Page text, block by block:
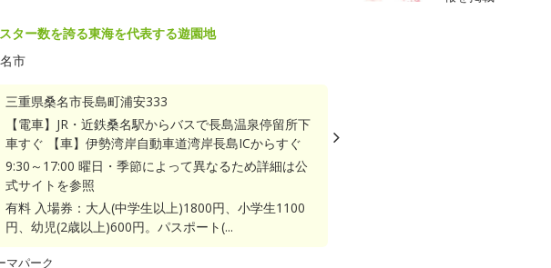
ター数を誇る東海を代表する遊園地
市
三重県桑名市長島町浦安333
【電車】JR・近鉄桑名駅からバスで長島温泉停留所下
車すぐ 【車】伊勢湾岸自動車道湾岸長島ICからすぐ
9:30～17:00 曜日・季節によって異なるため詳細は公
式サイトを参照
有料 入場券：大人(中学生以上)1800円、小学生1100
円、幼児(2歳以上)600円。パスポート(...
マパーク